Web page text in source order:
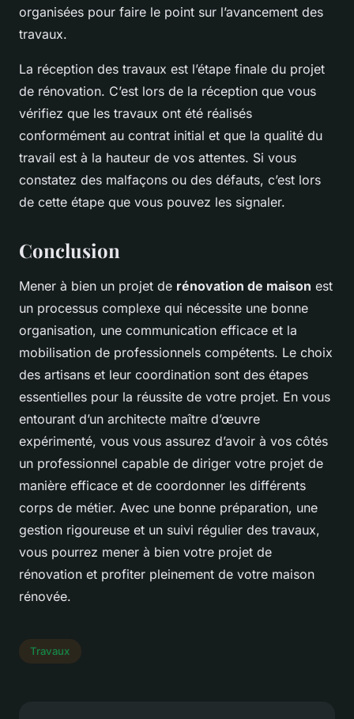
organisées pour faire le point sur l’avancement des
travaux.
La réception des travaux est l’étape finale du projet
de rénovation. C’est lors de la réception que vous
vérifiez que les travaux ont été réalisés
conformément au contrat initial et que la qualité du
travail est à la hauteur de vos attentes. Si vous
constatez des malfaçons ou des défauts, c’est lors
de cette étape que vous pouvez les signaler.
Conclusion
Mener à bien un projet de rénovation de maison est
un processus complexe qui nécessite une bonne
organisation, une communication efficace et la
mobilisation de professionnels compétents. Le choix
des artisans et leur coordination sont des étapes
essentielles pour la réussite de votre projet. En vous
entourant d’un architecte maître d’œuvre
expérimenté, vous vous assurez d’avoir à vos côtés
un professionnel capable de diriger votre projet de
manière efficace et de coordonner les différents
corps de métier. Avec une bonne préparation, une
gestion rigoureuse et un suivi régulier des travaux,
vous pourrez mener à bien votre projet de
rénovation et profiter pleinement de votre maison
rénovée.
Travaux